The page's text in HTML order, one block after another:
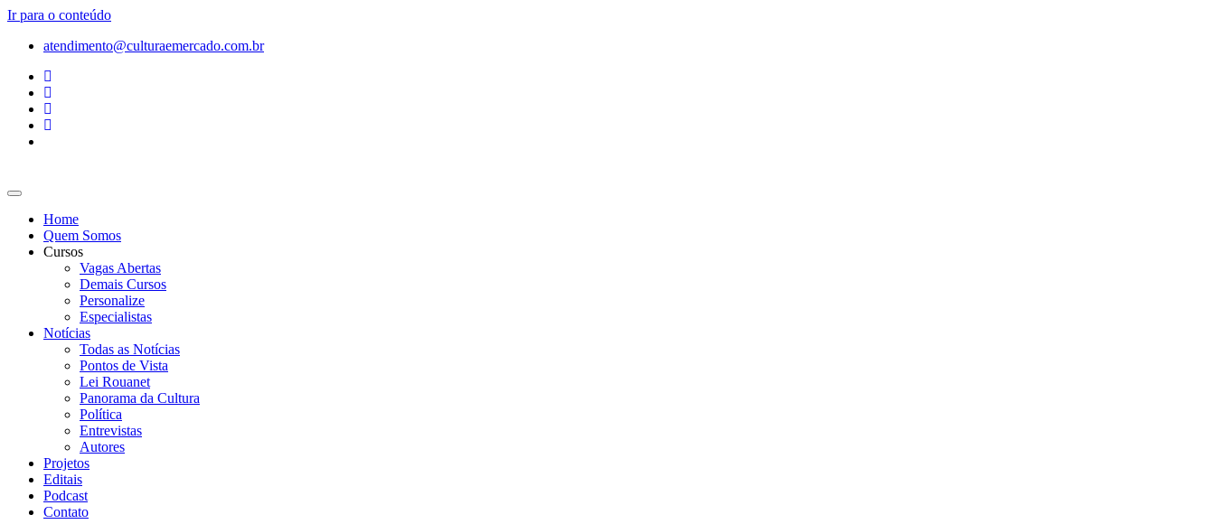
Ir para o conteúdo
atendimento@culturaemercado.com.br
Home
Quem Somos
Cursos
Vagas Abertas
Demais Cursos
Personalize
Especialistas
Notícias
Todas as Notícias
Pontos de Vista
Lei Rouanet
Panorama da Cultura
Política
Entrevistas
Autores
Projetos
Editais
Podcast
Contato